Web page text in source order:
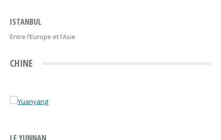
ISTANBUL
Entre l’Europe et l’Asie
CHINE